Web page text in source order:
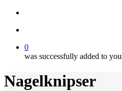
0
was successfully added to
Nagelknipser